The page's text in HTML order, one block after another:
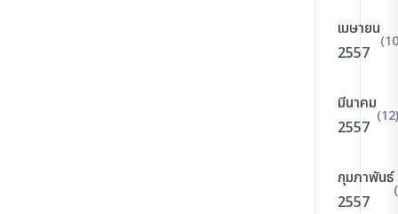
เมษายน
2557
มีนาคม
2557
(12)
กุมภาพันธ์
2557